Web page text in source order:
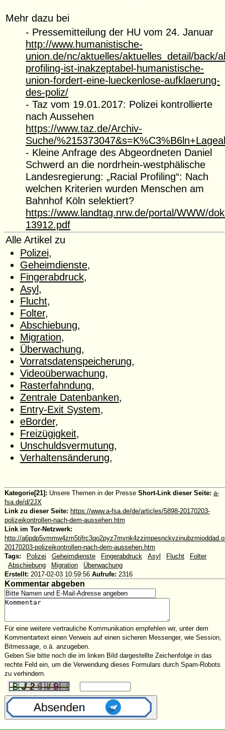
Mehr dazu bei
- Pressemitteilung der HU vom 24. Januar
http://www.humanistische-
union.de/nc/aktuelles/aktuelles_detail/back/
profiling-ist-inakzeptabel-humanistische-
union-fordert-eine-lueckenlose-aufklaerung-
des-poliz/
- Taz vom 19.01.2017: Polizei kontrollierte
nach Aussehen
https://www.taz.de/Archiv-
Suche/
- Kleine Anfrage des Abgeordneten Daniel
Schwerd an die nordrhein-westphälische
Landesregierung: „Racial Profiling“: Nach
welchen Kriterien wurden Menschen am
Bahnhof Köln selektiert?
https://www.landtag.nrw.de/portal/WWW/
13912.pdf
Alle Artikel zu
Polizei,
Geheimdienste,
Fingerabdruck,
Asyl,
Flucht,
Folter,
Abschiebung,
Migration,
Überwachung,
Vorratsdatenspeicherung,
Videoüberwachung,
Rasterfahndung,
Zentrale Datenbanken,
Entry-Exit System,
eBorder,
Freizügigkeit,
Unschuldsvermutung,
Verhaltensänderung,
Kategorie[21]: Unsere Themen in der Presse Short-Link dieser Seite: a-
fsa.de/d/2JX
Link zu dieser Seite: https://www.a-fsa.de/de/articles/5898-20170203-
polizeikontrollen-nach-dem-aussehen.htm
Link im Tor-Netzwerk:
http://
20170203-polizeikontrollen-nach-dem-aussehen.htm
Tags:
Polizei Geheimdienste Fingerabdruck Asyl Flucht
Folter
Abschiebung Migration
Überwachung
Erstellt: 2017-02-03 10:59:56 Aufrufe: 2316
Kommentar abgeben
Für eine weitere vertrauliche Kommunikation empfehlen wir, unter dem
Kommentartext einen Verweis auf einen sicheren Messenger, wie Session,
Bitmessage, o.ä. anzugeben.
Geben Sie bitte noch die im linken Bild dargestellte Zeichenfolge in das
rechte Feld ein, um die Verwendung dieses Formulars durch Spam-Robots
zu verhindern.